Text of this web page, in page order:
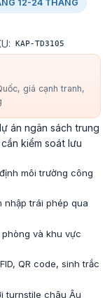
12-24 THÁNG
KAP-TD3105
giá cạnh tranh,
án ngân sách trung
kiểm soát lưu
môi trường công
trái phép qua
và khu vực
QR code, sinh trắc
turnstile châu Âu